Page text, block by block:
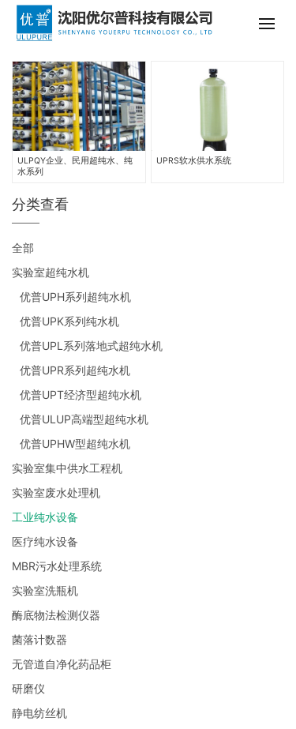
ULPQY企业、民用超纯水、纯
水系列
UPRS软水供水系统
分类查看
全部
实验室超纯水机
优普UPH系列超纯水机
优普UPK系列纯水机
优普UPL系列落地式超纯水机
优普UPR系列超纯水机
优普UPT经济型超纯水机
优普ULUP高端型超纯水机
优普UPHW型超纯水机
实验室集中供水工程机
实验室废水处理机
工业纯水设备
医疗纯水设备
MBR污水处理系统
实验室洗瓶机
酶底物法检测仪器
菌落计数器
无管道自净化药品柜
研磨仪
静电纺丝机